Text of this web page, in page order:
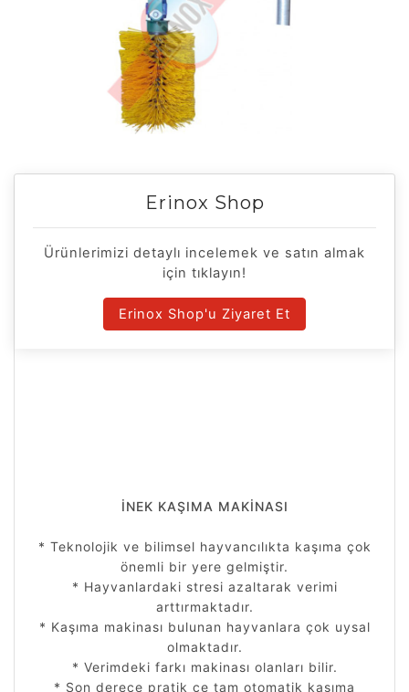
Erinox Shop
Ürünlerimizi detaylı incelemek ve satın almak
için tıklayın!
Erinox Shop'u Ziyaret Et
İNEK KAŞIMA MAKİNASI
* Teknolojik ve bilimsel hayvancılıkta kaşıma çok
önemli bir yere gelmiştir.
* Hayvanlardaki stresi azaltarak verimi
arttırmaktadır.
* Kaşıma makinası bulunan hayvanlara çok uysal
olmaktadır.
* Verimdeki farkı makinası olanları bilir.
* Son derece pratik ce tam otomatik kaşıma